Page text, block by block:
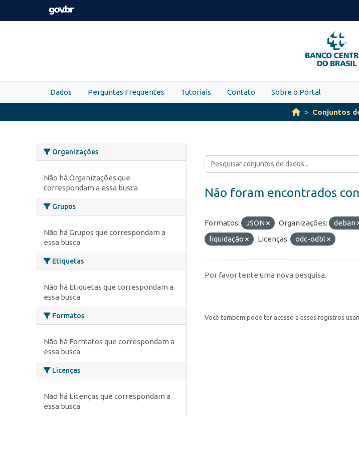
Skip to main content
PARA
O
Dados Perguntas Frequentes Tutoriais Contato Sobre o Portal
Conjuntos
Organizações
Não há Organizações que
correspondam a essa busca
Grupos
Não há Grupos que correspondam a
essa busca
Etiquetas
Não há Etiquetas que correspondam a
essa busca
Formatos
Não há Formatos que correspondam a
essa busca
Licenças
Não há Licenças que correspondam a
essa busca
Não foram encontrados
Formatos: JSON Organizações: deban
liquidação
Licenças: odc-odbl
Por favor tente uma nova pesquisa.
Você também pode ter acesso a esses registros